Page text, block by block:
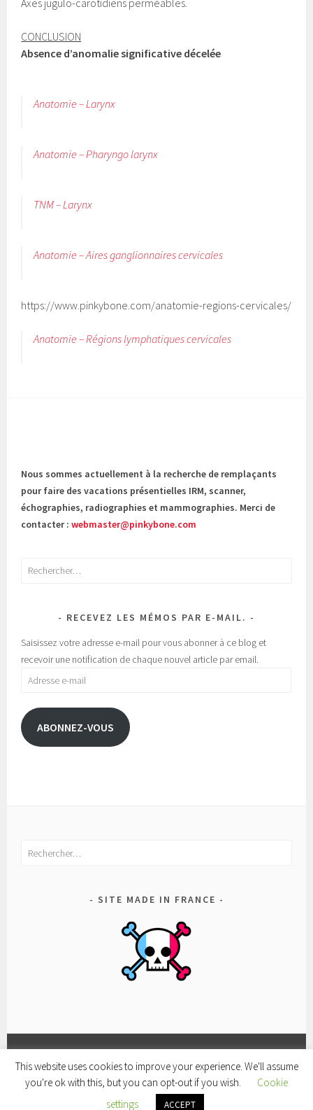
CONCLUSION
Absence d’anomalie significative décelée
Anatomie – Larynx
Anatomie – Pharyngo larynx
TNM – Larynx
Anatomie – Aires ganglionnaires cervicales
https://www.pinkybone.com/anatomie-regions-cervicales/
Anatomie – Régions lymphatiques cervicales
Nous sommes actuellement à la recherche de remplaçants
pour faire des vacations présentielles IRM, scanner,
échographies, radiographies et mammographies. Merci de
contacter :webmaster@pinkybone.com
Rechercher :
RECEVEZ LES MÉMOS PAR E-MAIL.
Saisissez votre adresse e-mail pour vous abonner à ce blog et
recevoir une notification de chaque nouvel article par email.
Adresse
mail
ABONNEZ-VOUS
Rechercher :
SITE MADE IN FRANCE
FACEBOOKCONDITIONS
D’UTILISATION
POLITIQUE
CONFIDENTIALITÉ
FIÈREMENT PROPULSÉ PAR WORDPRESS
PARWORDPRESS.COM
This website uses cookies to improve your experience. We'll assume
you're ok with this, but you can opt-out if you wish.
Cookie
settings
ACCEPT